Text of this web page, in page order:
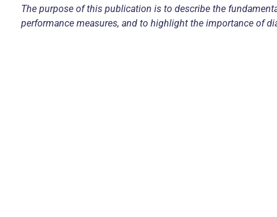
The purpose of this publication is to describe the
performance measures, and to highlight the importance of